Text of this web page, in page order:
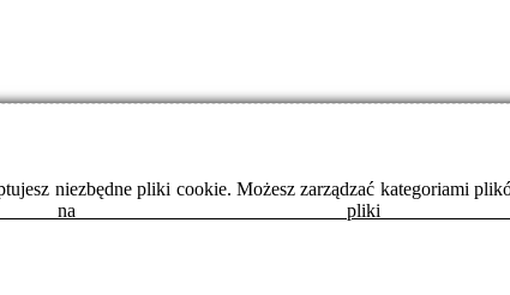
niezbędne pliki cookie. Możesz zarządzać kategoriami
na pliki